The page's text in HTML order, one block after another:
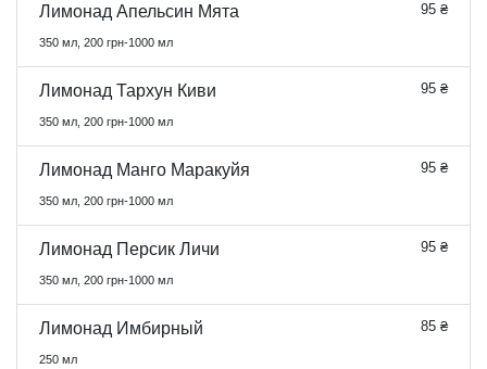
Лимонад Апельсин Мята 95 ₴
350 мл, 200 грн-1000 мл
Лимонад Тархун Киви 95 ₴
350 мл, 200 грн-1000 мл
Лимонад Манго Маракуйя 95 ₴
350 мл, 200 грн-1000 мл
Лимонад Персик Личи 95 ₴
350 мл, 200 грн-1000 мл
Лимонад Имбирный 85 ₴
250 мл